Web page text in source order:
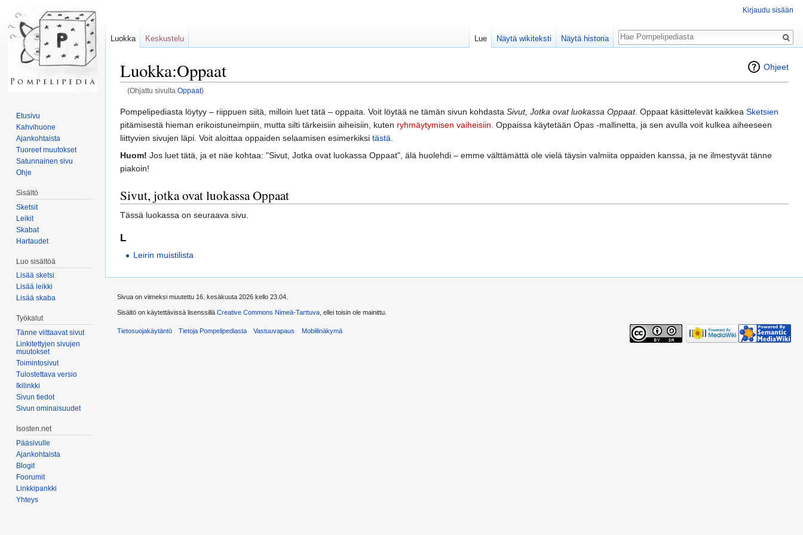
Ohjeet
Luokka:Oppaat
(Ohjattu sivulta Oppaat)
Pompelipediasta löytyy – riippuen siitä, milloin luet tätä – oppaita. Voit löytää ne tämän sivun kohdasta Sivut, Jotka ovat luokassa Oppaat. Oppaat käsittelevät kaikkea Sketsien
pitämisestä hieman erikoistuneimpiin, mutta silti tärkeisiin aiheisiin, kuten ryhmäytymisen vaiheisiin . Oppaissa käytetään Opas -mallinetta, ja sen avulla voit kulkea aiheeseen
liittyvien sivujen läpi. Voit aloittaa oppaiden selaamisen esimerkiksi tästä
Huom! Jos luet tätä, ja et näe kohtaa: "Sivut, Jotka ovat luokassa Oppaat", älä huolehdi – emme välttämättä ole vielä täysin valmiita oppaiden kanssa, ja ne ilmestyvät tänne
piakoin!
Sivut, jotka ovat luokassa Oppaat
Tässä luokassa on seuraava sivu.
L
Leirin muistilista
Kirjaudu sisään
Luokka Keskustelu Lue Näytä wikiteksti Näytä historia
Haku
Etusivu
Kahvihuone
Ajankohtaista
Tuoreet muutokset
Satunnainen sivu
Ohje
Sisältö
Sketsit
Leikit
Skabat
Hartaudet
Luo sisältöä
Lisää sketsi
Lisää leikki
Lisää skaba
Työkalut
Tänne viittaavat sivut
Linkitettyjen sivujen
muutokset
Toimintosivut
Tulostettava versio
Ikilinkki
Sivun tiedot
Sivun ominaisuudet
Isosten.net
Pääsivulle
Ajankohtaista
Blogit
Foorumit
Linkkipankki
Yhteys
Sivua on viimeksi muutettu 16. kesäkuuta 2026 kello 23.04.
Sisältö on käytettävissä lisenssillä Creative Commons Nimeä-Tarttuva , ellei toisin ole mainittu.
Tietosuojakäytäntö Tietoja Pompelipediasta Vastuuvapaus Mobiilinäkymä